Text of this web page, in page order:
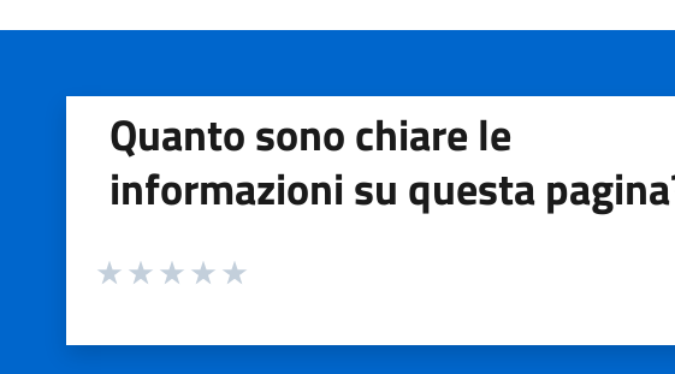
Quanto sono chiare le
informazioni su questa
Valuta da 1 a 5 stelle la pagina